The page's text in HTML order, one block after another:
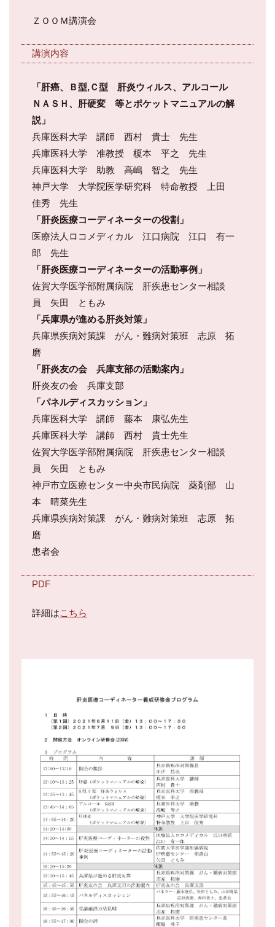
ＺＯＯＭ講演会
講演内容
「肝癌、Ｂ型,Ｃ型 肝炎ウィルス、アルコール
ＮＡＳＨ、肝硬変 等とポケットマニュアルの解
説」
兵庫医科大学 講師 西村 貴士 先生
兵庫医科大学 准教授 榎本 平之 先生
兵庫医科大学 助教 高嶋 智之 先生
神戸大学 大学院医学研究科 特命教授 上田
佳秀 先生
「肝炎医療コーディネーターの役割」
医療法人ロコメディカル 江口病院 江口 有一
郎 先生
「肝炎医療コーディネーターの活動事例」
佐賀大学医学部附属病院 肝疾患センター相談
員 矢田 ともみ
「兵庫県が進める肝炎対策」
兵庫県疾病対策課 がん・難病対策班 志原 拓
磨
「肝炎友の会 兵庫支部の活動案内」
肝炎友の会 兵庫支部
「パネルディスカッション」
兵庫医科大学 講師 藤本 康弘先生
兵庫医科大学 講師 西村 貴士先生
佐賀大学医学部附属病院 肝疾患センター相談
員 矢田 ともみ
神戸市立医療センター中央市民病院 薬剤部 山
本 晴菜先生
兵庫県疾病対策課 がん・難病対策班 志原 拓
磨
患者会
PDF
詳細はこちら